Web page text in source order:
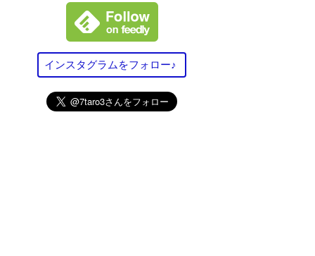
インスタグラムをフォロー♪